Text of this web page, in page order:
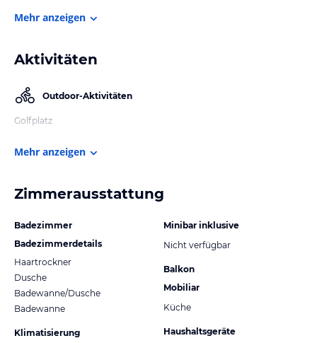
Mehr anzeigen
Aktivitäten
Outdoor-Aktivitäten
Golfplatz
Mehr anzeigen
Zimmerausstattung
Badezimmer
Badezimmerdetails
Haartrockner
Dusche
Badewanne/Dusche
Badewanne
Klimatisierung
Minibar inklusive
Nicht verfügbar
Balkon
Mobiliar
Küche
Haushaltsgeräte